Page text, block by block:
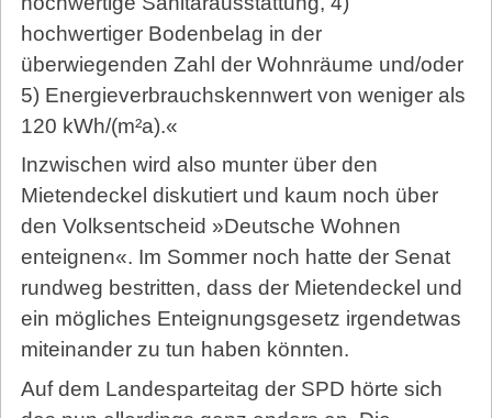
hochwertiger Bodenbelag in der
überwiegenden Zahl der Wohnräume und/oder
5) Energieverbrauchskennwert von weniger als
120 kWh/(m²a).«
Inzwischen wird also munter über den
Mietendeckel diskutiert und kaum noch über
den Volksentscheid »Deutsche Wohnen
enteignen«. Im Sommer noch hatte der Senat
rundweg bestritten, dass der Mietendeckel und
ein mögliches Enteignungsgesetz irgendetwas
miteinander zu tun haben könnten.
Auf dem Landesparteitag der SPD hörte sich